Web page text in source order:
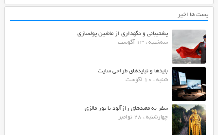
پست ها اخیر
پشتیبانی و نگهداری از ماشین پولسازی
سه‌شنبه ، 13 آگوست
بایدها و نبایدهای طراحی سایت
شنبه ، 10 آگوست
سفر به معبدهای رازآلود با تور مالزی
چهارشنبه ، 28 نوامبر